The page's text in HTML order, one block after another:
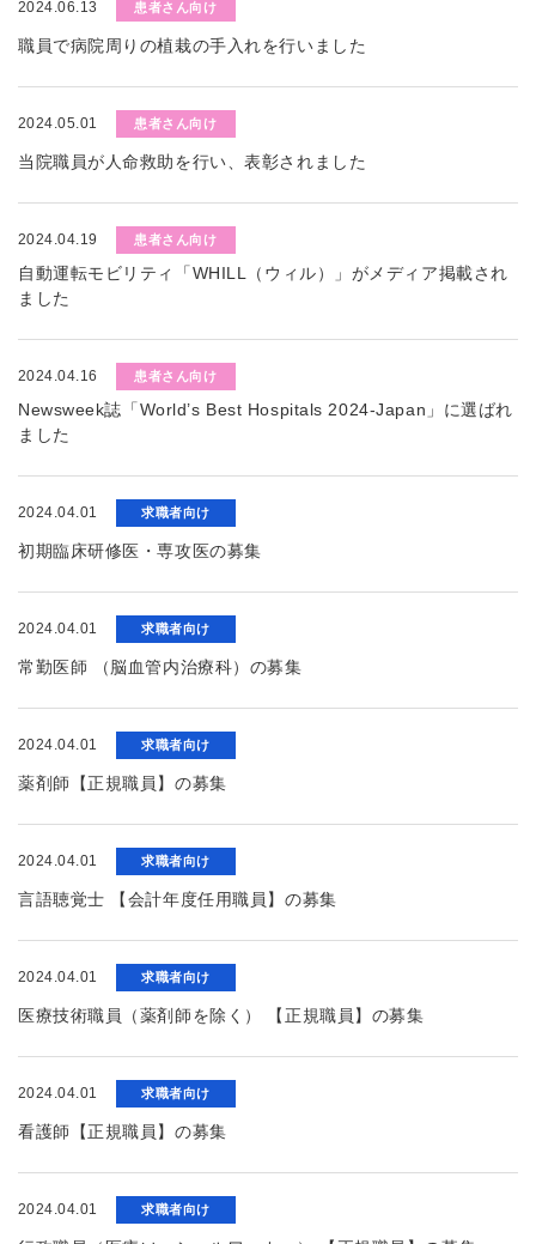
2024.06.13 患者さん向け
職員で病院周りの植栽の手入れを行いました
2024.05.01 患者さん向け
当院職員が人命救助を行い、表彰されました
2024.04.19 患者さん向け
自動運転モビリティ「WHILL（ウィル）」がメディア掲載され
ました
2024.04.16 患者さん向け
Newsweek誌「World’s Best Hospitals 2024-Japan」に選ばれ
ました
2024.04.01 求職者向け
初期臨床研修医・専攻医の募集
2024.04.01 求職者向け
常勤医師 （脳血管内治療科）の募集
2024.04.01 求職者向け
薬剤師【正規職員】の募集
2024.04.01 求職者向け
言語聴覚士 【会計年度任用職員】の募集
2024.04.01 求職者向け
医療技術職員（薬剤師を除く） 【正規職員】の募集
2024.04.01 求職者向け
看護師【正規職員】の募集
2024.04.01 求職者向け